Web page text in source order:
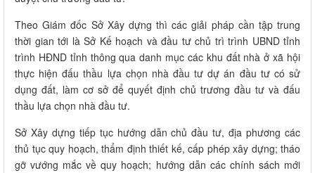
Theo Giám đốc Sở Xây dựng thì các giải pháp cần tập trung
thời gian tới là Sở Kế hoạch và đầu tư chủ trì trình UBND tỉnh
trình HĐND tỉnh thông qua danh mục các khu đất nhà ở xã hội
thực hiện đấu thầu lựa chọn nhà đầu tư dự án đầu tư có sử
dụng đất, làm cơ sở để quyết định chủ trương đầu tư và đấu
thầu lựa chọn nhà đầu tư.
Sở Xây dựng tiếp tục hướng dẫn chủ đầu tư, địa phương các
thủ tục quy hoạch, thẩm định thiết kế, cấp phép xây dựng; tháo
gỡ vướng mắc về quy hoạch; hướng dẫn các chính sách mới